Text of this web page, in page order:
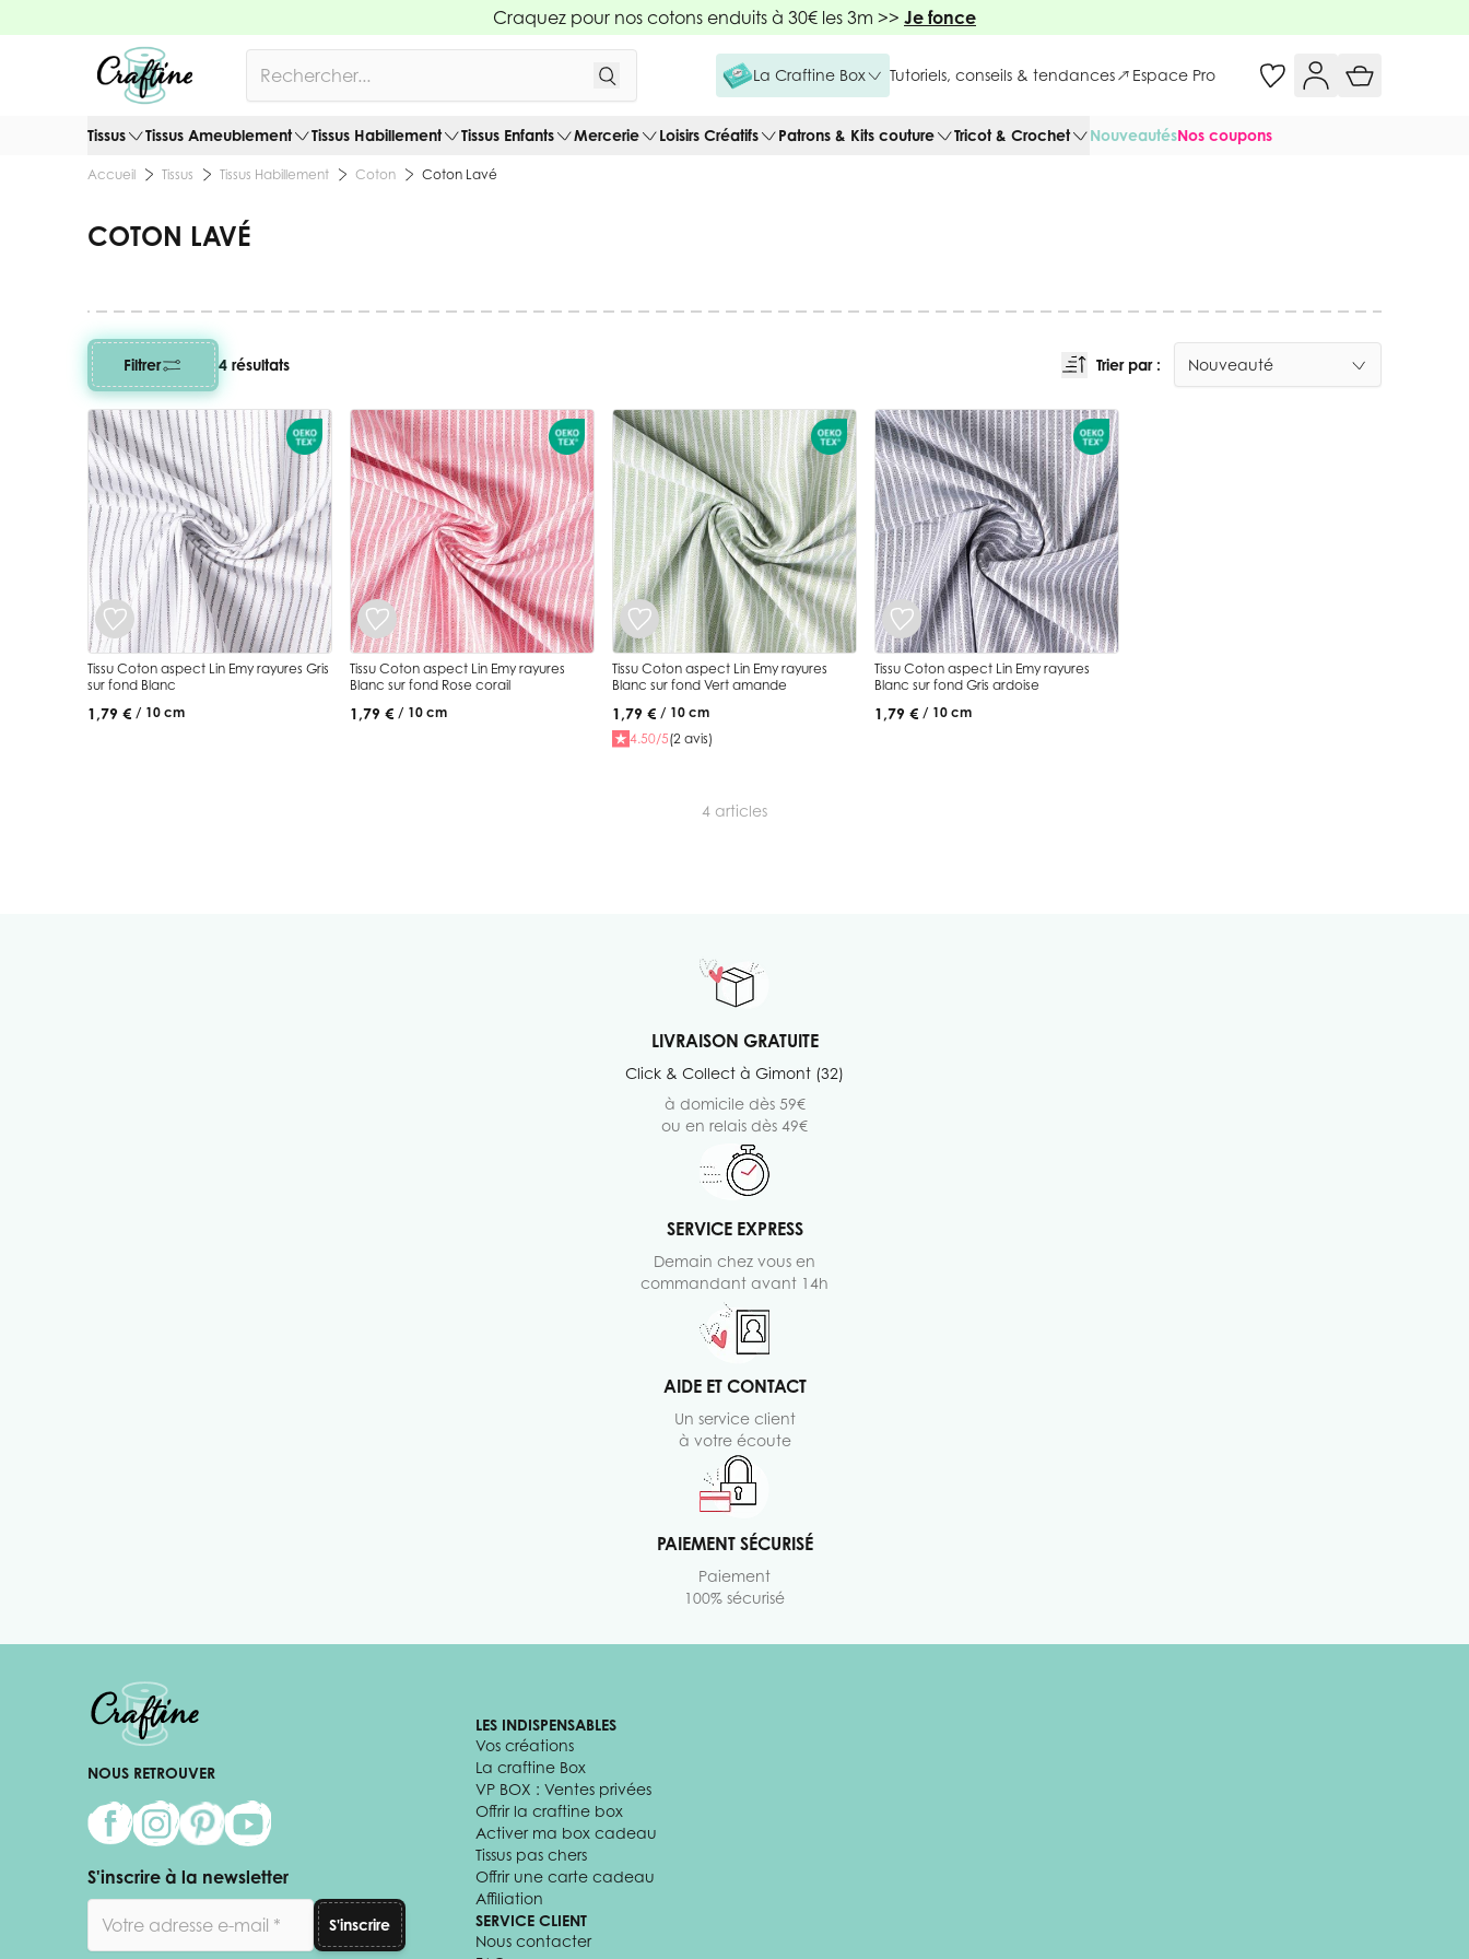
Craquez pour nos cotons enduits à 30€ les 3m >> Je fonce
La Craftine Box Tutoriels, conseils & tendances Espace Pro
Tissus Tissus Ameublement Tissus Habillement Tissus Enfants Mercerie Loisirs Créatifs Patrons & Kits couture Tricot & Crochet NouveautésNos coupons
Accueil Tissus Tissus Habillement Coton Coton Lavé
COTON LAVÉ
Filtrer 4 résultats Trier par :
Tissu Coton aspect Lin Emy rayures Gris
sur fond Blanc
1,79 € / 10 cm
Tissu Coton aspect Lin Emy rayures
Blanc sur fond Rose corail
1,79 € / 10 cm
Tissu Coton aspect Lin Emy rayures
Blanc sur fond Vert amande
1,79 € / 10 cm
4.50/5(2 avis)
Tissu Coton aspect Lin Emy rayures
Blanc sur fond Gris ardoise
1,79 € / 10 cm
4 articles
LIVRAISON GRATUITE
Click & Collect à Gimont (32)
à domicile dès 59€
ou en relais dès 49€
SERVICE EXPRESS
Demain chez vous en
commandant avant 14h
AIDE ET CONTACT
Un service client
à votre écoute
PAIEMENT SÉCURISÉ
Paiement
100% sécurisé
NOUS RETROUVER
S'inscrire à la newsletter
S'inscrire
LES INDISPENSABLES
Vos créations
La craftine Box
VP BOX : Ventes privées
Offrir la craftine box
Activer ma box cadeau
Tissus pas chers
Offrir une carte cadeau
Affiliation
SERVICE CLIENT
Nous contacter